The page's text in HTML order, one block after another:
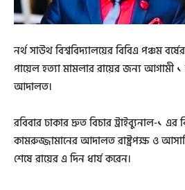
নর্থ সাউথ বিশ্ববিদ্যালয়ের বিবিএ পঞ্চম
পায়েল হত্যা মামলার রায়ের জন্য আগামী ১
আদালত।
রবিবার ঢাকার দ্রুত বিচার ট্রাইব্যুনাল-১
কামরুজ্জামানের আদালত রাষ্ট্রপক্ষ ও
শেষে রায়ের এ দিন ধার্য করেন।